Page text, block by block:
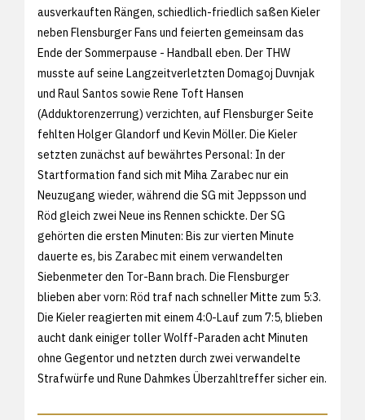
ausverkauften Rängen, schiedlich-friedlich saßen Kieler
neben Flensburger Fans und feierten gemeinsam das
Ende der Sommerpause - Handball eben. Der THW
musste auf seine Langzeitverletzten Domagoj Duvnjak
und Raul Santos sowie Rene Toft Hansen
(Adduktorenzerrung) verzichten, auf Flensburger Seite
fehlten Holger Glandorf und Kevin Möller. Die Kieler
setzten zunächst auf bewährtes Personal: In der
Startformation fand sich mit Miha Zarabec nur ein
Neuzugang wieder, während die SG mit Jeppsson und
Röd gleich zwei Neue ins Rennen schickte. Der SG
gehörten die ersten Minuten: Bis zur vierten Minute
dauerte es, bis Zarabec mit einem verwandelten
Siebenmeter den Tor-Bann brach. Die Flensburger
blieben aber vorn: Röd traf nach schneller Mitte zum 5:3.
Die Kieler reagierten mit einem 4:0-Lauf zum 7:5, blieben
aucht dank einiger toller Wolff-Paraden acht Minuten
ohne Gegentor und netzten durch zwei verwandelte
Strafwürfe und Rune Dahmkes Überzahltreffer sicher ein.